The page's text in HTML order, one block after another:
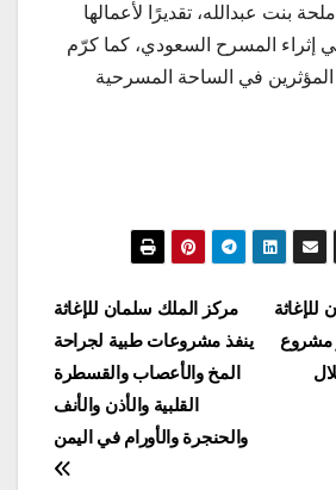
بنت عبدالله، تقديرًا لأعمالها
إثراء المسرح السعودي، كما كرّم
في الساحة المسرحية
مركز الملك سلمان للإغاثة
ينفذ مشروعات طبية لجراحة
المخ والأعصاب والقسطرة
القلبية والأذن والأنف
والحنجرة والأورام في اليمن
عبر مشروع